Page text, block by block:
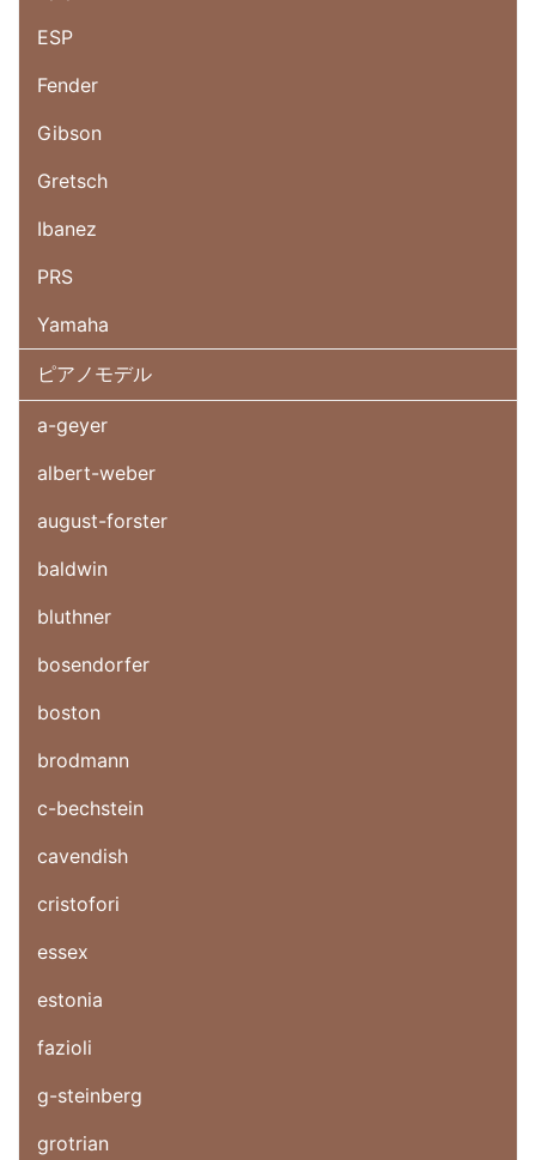
ESP
Fender
Gibson
Gretsch
Ibanez
PRS
Yamaha
ピアノモデル
a-geyer
albert-weber
august-forster
baldwin
bluthner
bosendorfer
boston
brodmann
c-bechstein
cavendish
cristofori
essex
estonia
fazioli
g-steinberg
grotrian